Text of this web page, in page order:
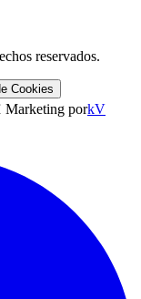
reservados.
Cookies
Marketing porkV